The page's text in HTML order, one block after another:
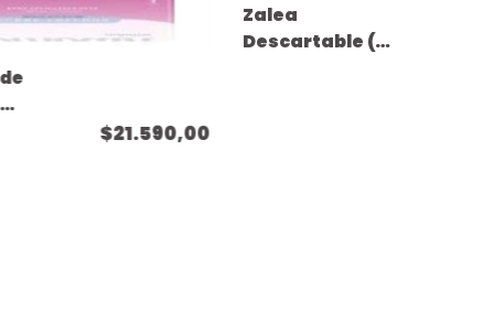
$21.590,00
Zalea
Descartable (